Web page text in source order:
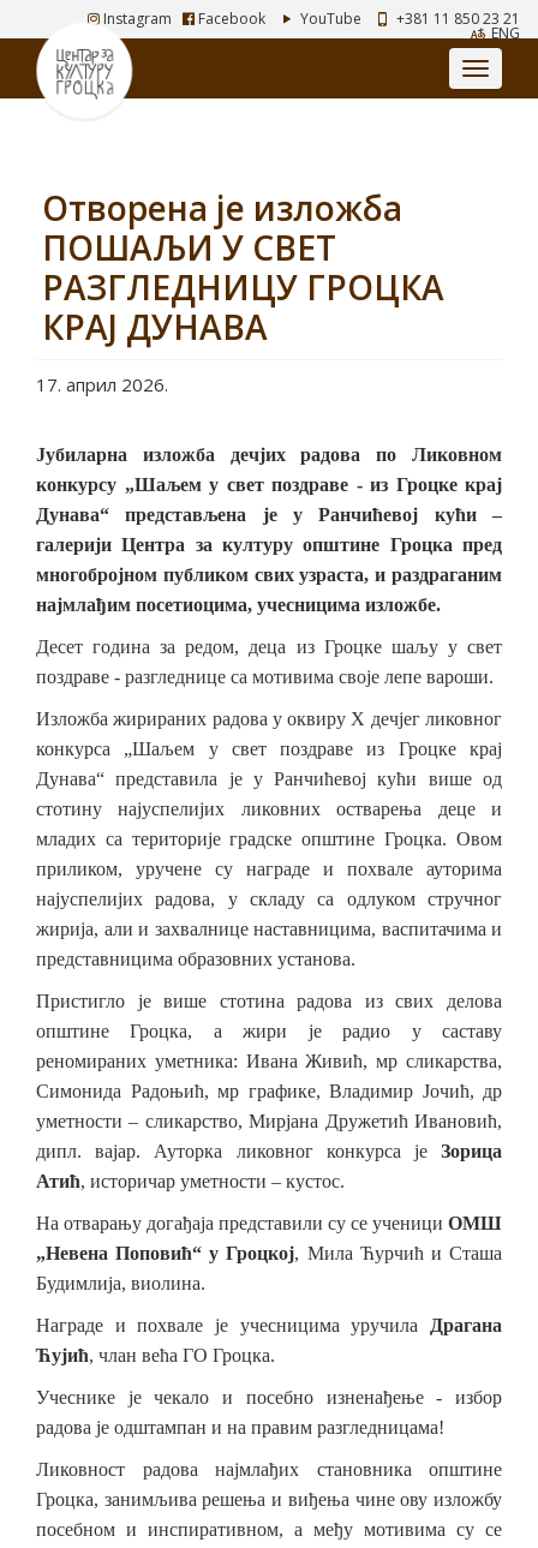
Instagram Facebook YouTube +381 11 850 23 21
ENG
Отворена је изложба
ПОШАЉИ У СВЕТ
РАЗГЛЕДНИЦУ ГРОЦКА
КРАЈ ДУНАВА
17. април 2026.
Јубиларна изложба дечјих радова по Ликовном
конкурсу „Шаљем у свет поздраве - из Гроцке крај
Дунава“ представљена је у Ранчићевој кући –
галерији Центра за културу општине Гроцка пред
многобројном публиком свих узраста, и раздраганим
најмлађим посетиоцима, учесницима изложбе.
Десет година за редом, деца из Гроцке шаљу у свет
поздраве - разгледнице са мотивима своје лепе вароши.
Изложба жирираних радова у оквиру X дечјег ликовног
конкурса „Шаљем у свет поздраве из Гроцке крај
Дунава“ представила је у Ранчићевој кући више од
стотину најуспелијих ликовних остварења деце и
младих са територије градске општине Гроцка. Овом
приликом, уручене су награде и похвале ауторима
најуспелијих радова, у складу са одлуком стручног
жирија, али и захвалнице наставницима, васпитачима и
представницима образовних установа.
Пристигло је више стотина радова из свих делова
општине Гроцка, а жири је радио у саставу
реномираних уметника: Ивана Живић, мр сликарства,
Симонида Радоњић, мр графике, Владимир Јочић, др
уметности – сликарство, Мирјана Дружетић Ивановић,
дипл. вајар. Ауторка ликовног конкурса је Зорица
Атић, историчар уметности – кустос.
На отварању догађаја представили су се ученици ОМШ
„Невена Поповић“ у Гроцкој, Мила Ћурчић и Сташа
Будимлија, виолина.
Награде и похвале је учесницима уручила
Драгана
Ћујић, члан већа ГО Гроцка.
Учеснике је чекало и посебно изненађење - избор
радова је одштампан и на правим разгледницама!
Ликовност радова најмлађих становника општине
Гроцка, занимљива решења и виђења чине ову изложбу
посебном и инспиративном, а међу мотивима су се